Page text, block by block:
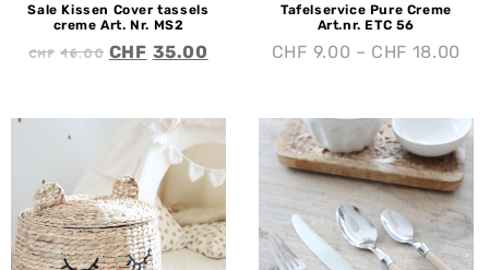
Sale Kissen Cover tassels
creme Art. Nr. MS2
CHF46.00 CHF 35.00
Tafelservice Pure Creme
Art.nr. ETC 56
CHF 9.00 – CHF 18.00